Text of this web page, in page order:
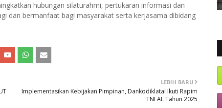
hubungan silaturahmi, pertukaran informasi dan
dan bermanfaat bagi masyarakat serta kerjasama dibidang
LEBIH BARU
Implementasikan Kebijakan Pimpinan, Dankodiklatal Ikuti Rapim
TNI AL Tahun 2025